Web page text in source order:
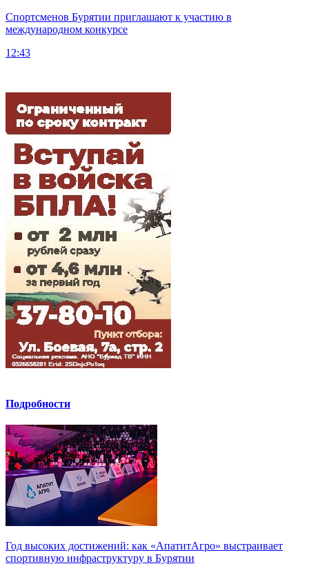
Спортсменов Бурятии приглашают к участию в
международном конкурсе
12:43
Подробности
Год высоких достижений: как «АпатитАгро» выстраивает
спортивную инфраструктуру в Бурятии